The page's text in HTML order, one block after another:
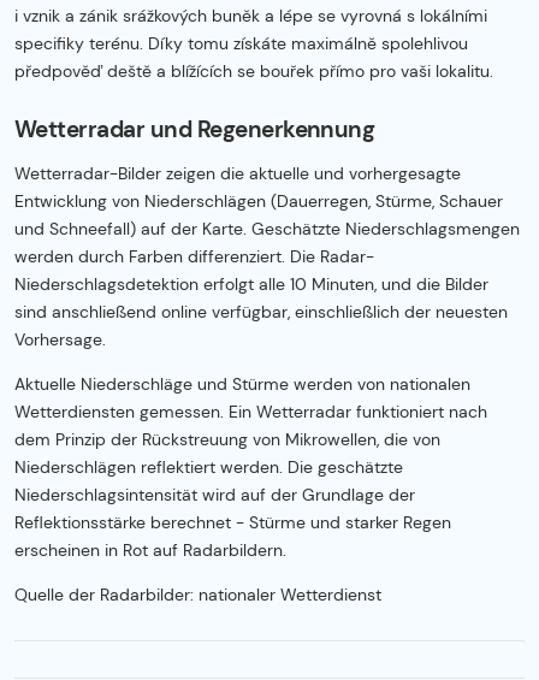
i vznik a zánik srážkových buněk a lépe se vyrovná s lokálními
specifiky terénu. Díky tomu získáte maximálně spolehlivou
předpověď deště a blížících se bouřek přímo pro vaši lokalitu.
Wetterradar und Regenerkennung
Wetterradar-Bilder zeigen die aktuelle und vorhergesagte
Entwicklung von Niederschlägen (Dauerregen, Stürme, Schauer
und Schneefall) auf der Karte. Geschätzte Niederschlagsmengen
werden durch Farben differenziert. Die Radar-
Niederschlagsdetektion erfolgt alle 10 Minuten, und die Bilder
sind anschließend online verfügbar, einschließlich der neuesten
Vorhersage.
Aktuelle Niederschläge und Stürme werden von nationalen
Wetterdiensten gemessen. Ein Wetterradar funktioniert nach
dem Prinzip der Rückstreuung von Mikrowellen, die von
Niederschlägen reflektiert werden. Die geschätzte
Niederschlagsintensität wird auf der Grundlage der
Reflektionsstärke berechnet - Stürme und starker Regen
erscheinen in Rot auf Radarbildern.
Quelle der Radarbilder: nationaler Wetterdienst